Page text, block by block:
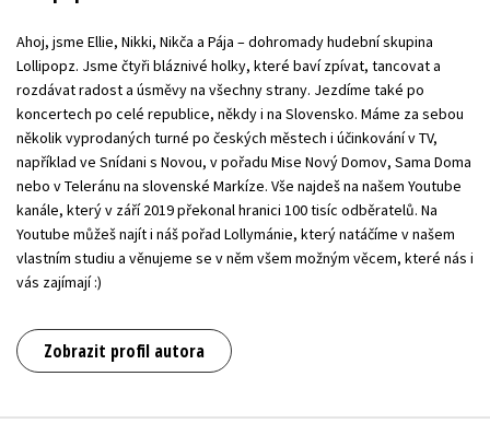
Ahoj, jsme Ellie, Nikki, Nikča a Pája – dohromady hudební skupina
Lollipopz. Jsme čtyři bláznivé holky, které baví zpívat, tancovat a
rozdávat radost a úsměvy na všechny strany. Jezdíme také po
koncertech po celé republice, někdy i na Slovensko. Máme za sebou
několik vyprodaných turné po českých městech i účinkování v TV,
například ve Snídani s Novou, v pořadu Mise Nový Domov, Sama Doma
nebo v Teleránu na slovenské Markíze. Vše najdeš na našem Youtube
kanále, který v září 2019 překonal hranici 100 tisíc odběratelů. Na
Youtube můžeš najít i náš pořad Lollymánie, který natáčíme v našem
vlastním studiu a věnujeme se v něm všem možným věcem, které nás i
vás zajímají :)
Zobrazit profil autora